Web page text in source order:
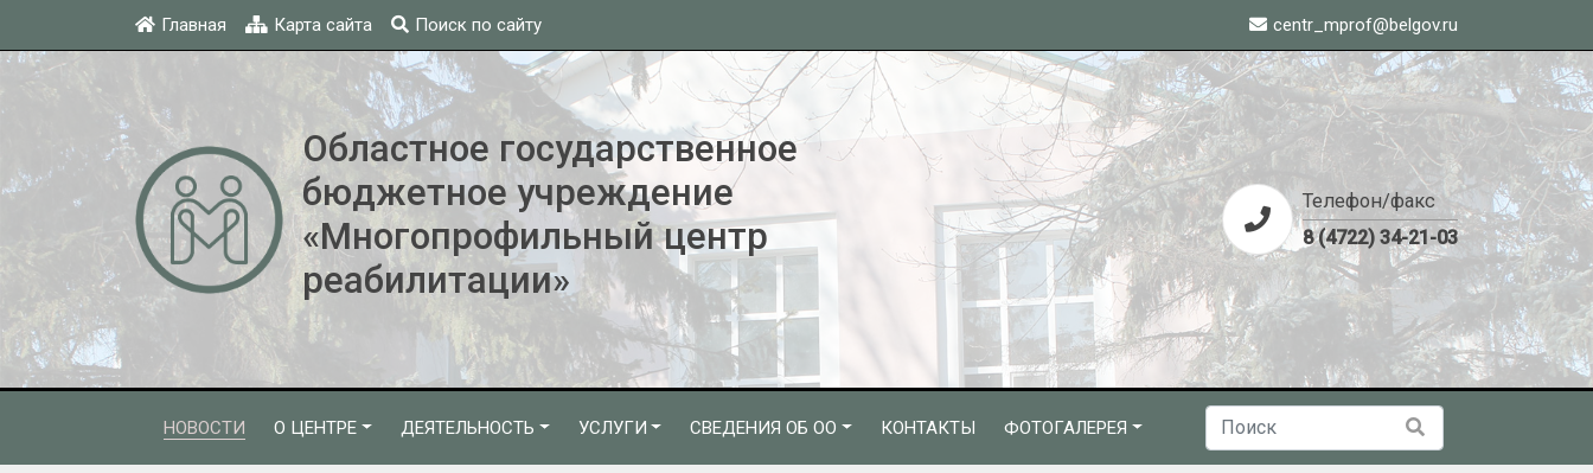
Главная Карта сайта Поиск по сайту centr_mprof@belgov.ru
Областное государственное
бюджетное учреждение
«Многопрофильный центр
реабилитации»
Телефон/факс
8 (4722) 34-21-03
НОВОСТИ О ЦЕНТРЕ ДЕЯТЕЛЬНОСТЬ УСЛУГИ СВЕДЕНИЯ ОБ ОО КОНТАКТЫ ФОТОГАЛЕРЕЯ